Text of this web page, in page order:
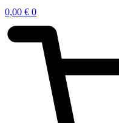
0,00 € 0